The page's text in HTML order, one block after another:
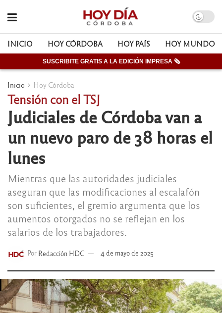
INICIO HOY CÓRDOBA HOY PAÍS HOY MUNDO
SUSCRIBITE GRATIS A LA EDICIÓN IMPRESA 🗞
Inicio Hoy Córdoba
Tensión con el TSJ
Judiciales de Córdoba van a
un nuevo paro de 38 horas el
lunes
Mientras que las autoridades judiciales
aseguran que las modificaciones al escalafón
son suficientes, el gremio argumenta que los
aumentos otorgados no se reflejan en los
salarios de los trabajadores.
Por Redacción HDC 4 de mayo de 2025